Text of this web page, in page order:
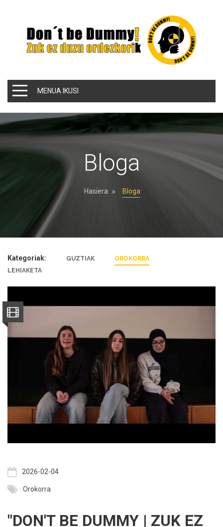
MENUA IKUSI
Bloga
Hasiera Bloga
Kategoriak: GUZTIAK
OROKORRA
LEHIAKETA
2026-02-04
Orokorra
"DON'T BE DUMMY | ZUK EZ